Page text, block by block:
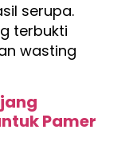
serupa.
terbukti
wasting
Pamer